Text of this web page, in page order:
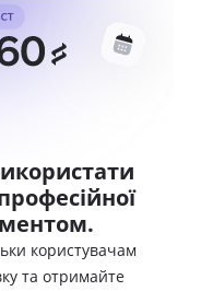
користувачам
та отримайте